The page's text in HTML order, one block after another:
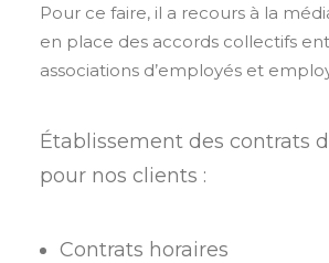
Pour ce faire, il a recours à la
en place des accords collectifs
associations d’employés et
Établissement des contrats
pour nos clients :
Contrats horaires